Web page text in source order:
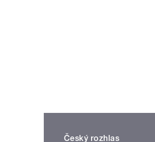
Český rozhlas